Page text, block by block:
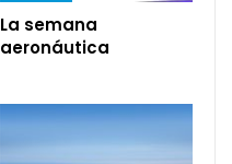
La semana
aeronáutica